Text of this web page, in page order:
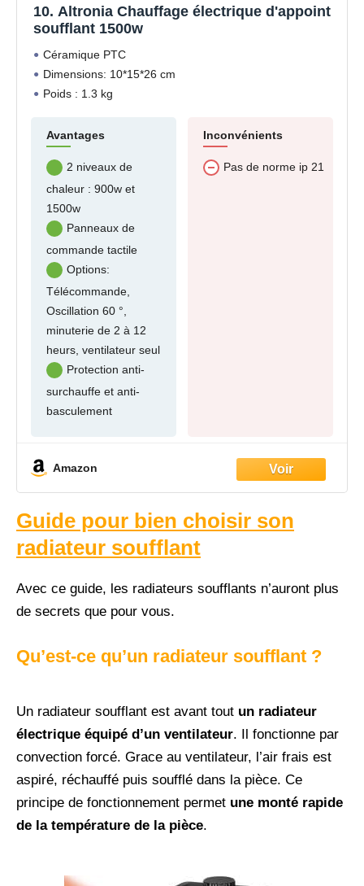
10. Altronia Chauffage électrique d'appoint
soufflant 1500w
Céramique PTC
Dimensions: 10*15*26 cm
Poids : 1.3 kg
Avantages
2 niveaux de
chaleur : 900w et
1500w
Panneaux de
commande tactile
Options:
Télécommande,
Oscillation 60 °,
minuterie de 2 à 12
heurs, ventilateur seul
Protection anti-
surchauffe et anti-
basculement
Inconvénients
Pas de norme ip 21
Amazon
Guide pour bien choisir son
radiateur soufflant
Avec ce guide, les radiateurs soufflants n’auront plus
de secrets que pour vous.
Qu’est-ce qu’un radiateur soufflant ?
Un radiateur soufflant est avant tout un radiateur
électrique équipé d’un ventilateur. Il fonctionne par
convection forcé. Grace au ventilateur, l’air frais est
aspiré, réchauffé puis soufflé dans la pièce. Ce
principe de fonctionnement permet une monté rapide
de la température de la pièce.